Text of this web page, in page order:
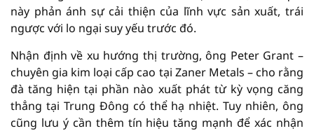
này phản ánh sự cải thiện của lĩnh vực sản xuất, trái
ngược với lo ngại suy yếu trước đó.
Nhận định về xu hướng thị trường, ông Peter Grant –
chuyên gia kim loại cấp cao tại Zaner Metals – cho rằng
đà tăng hiện tại phần nào xuất phát từ kỳ vọng căng
thẳng tại Trung Đông có thể hạ nhiệt. Tuy nhiên, ông
cũng lưu ý cần thêm tín hiệu tăng mạnh để xác nhận